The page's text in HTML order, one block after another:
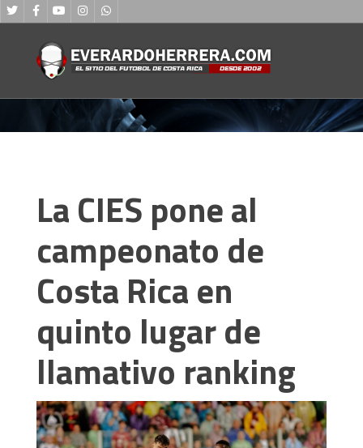
La CIES pone al
campeonato de
Costa Rica en
quinto lugar de
llamativo ranking